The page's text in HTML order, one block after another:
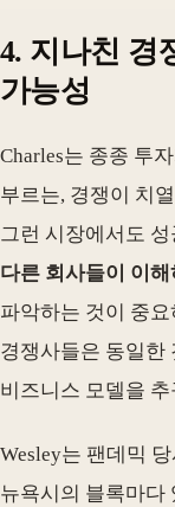
4. 지나친 경
가능성
Charles는 종종 투
부르는, 경쟁이 치
그런 시장에서도
다른 회사들이 이
파악하는 것이 중
경쟁사들은 동일한
비즈니스 모델을
Wesley는 팬데믹
뉴욕시의 블록마다